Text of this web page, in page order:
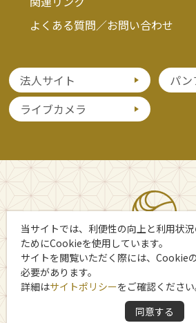
よくある質問／お問い合わせ
法人サイト
パン
ライブカメラ
Copyright 日光市観光
当サイトでは、利便性の向上と利用状
ためにCookieを使用しています。
サイトを閲覧いただく際には、Cookie
必要があります。
詳細はサイトポリシーをご確認ください
同意する